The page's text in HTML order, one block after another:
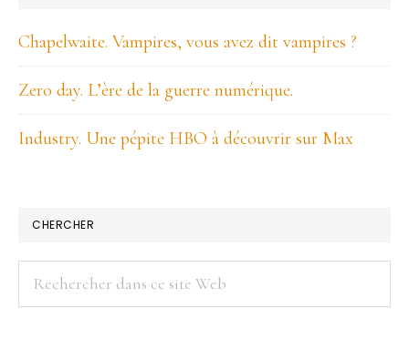
Chapelwaite. Vampires, vous avez dit vampires ?
Zero day. L’ère de la guerre numérique.
Industry. Une pépite HBO à découvrir sur Max
CHERCHER
Rechercher
dans